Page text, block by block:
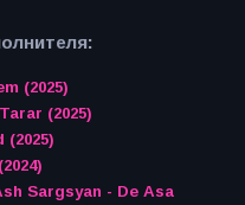
(2025)
(2025)
Sargsyan - De Asa